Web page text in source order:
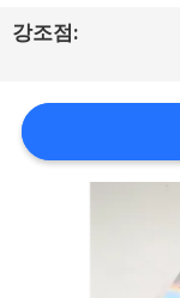
여
품
강조점: